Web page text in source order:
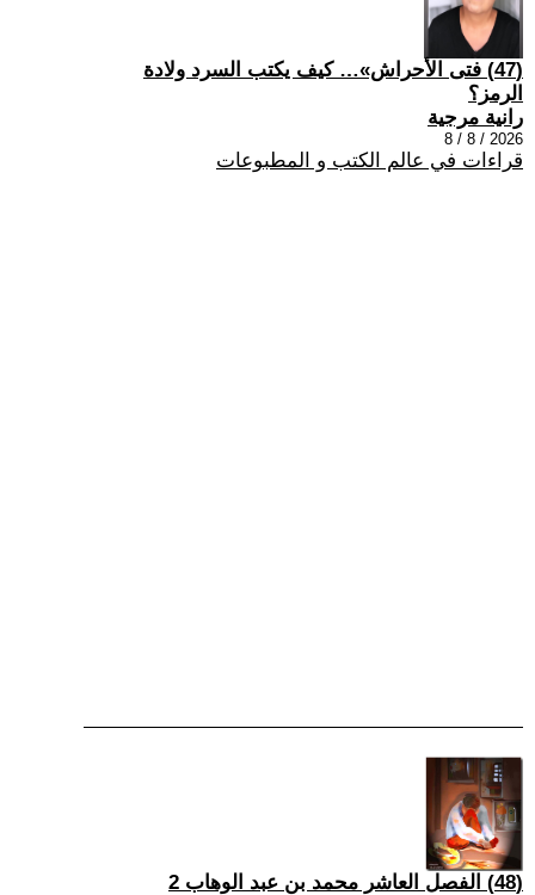
(47) فتى الأحراش»… كيف يكتب السرد ولادة
الرمز؟
رانية مرجية
2026 / 8 / 8
قراءات في عالم الكتب و المطبوعات
(48) الفصل العاشر محمد بن عبد الوهاب 2